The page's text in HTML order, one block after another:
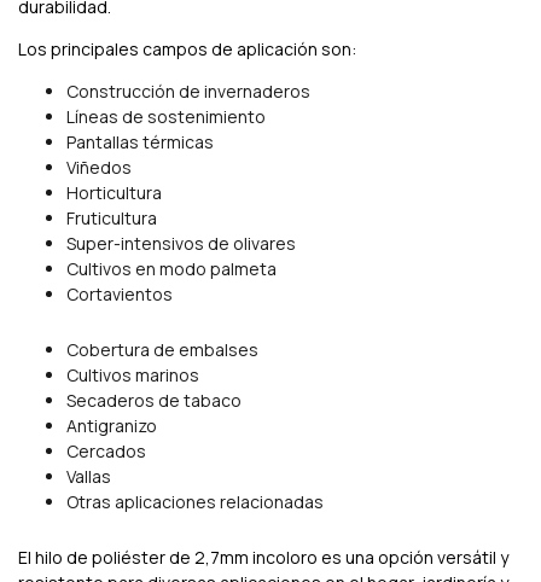
durabilidad.
Los principales campos de aplicación son:
Construcción de invernaderos
Líneas de sostenimiento
Pantallas térmicas
Viñedos
Horticultura
Fruticultura
Super-intensivos de olivares
Cultivos en modo palmeta
Cortavientos
Cobertura de embalses
Cultivos marinos
Secaderos de tabaco
Antigranizo
Cercados
Vallas
Otras aplicaciones relacionadas
El hilo de poliéster de 2,7mm incoloro es una opción versátil y